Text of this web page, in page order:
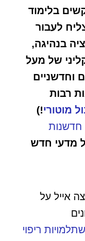
בלימוד
לעבור
בנהיגה,
של מעל
וחדשניים
רבות
מוטורי!)
חדשנות
מדעי חדש
אייל על
ריפוי